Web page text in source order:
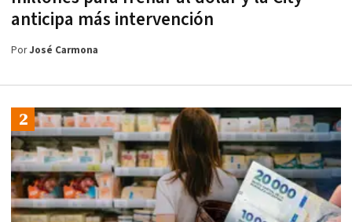
anticipa más intervención
PorJosé Carmona